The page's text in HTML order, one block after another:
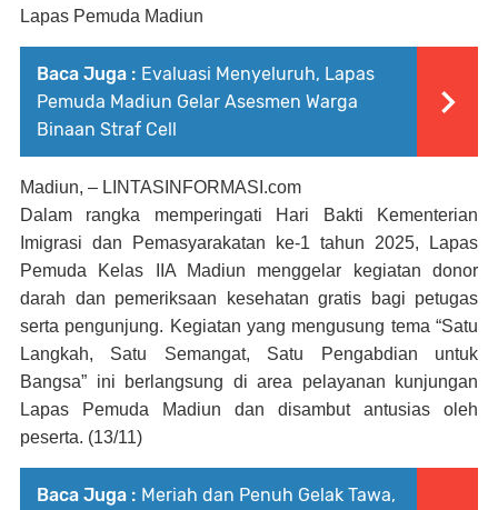
Lapas Pemuda Madiun
Baca Juga : Evaluasi Menyeluruh, Lapas
Pemuda Madiun Gelar Asesmen Warga
Binaan Straf Cell
Madiun, – LINTASINFORMASI.com
Dalam rangka memperingati Hari Bakti Kementerian
Imigrasi dan Pemasyarakatan ke-1 tahun 2025, Lapas
Pemuda Kelas IIA Madiun menggelar kegiatan donor
darah dan pemeriksaan kesehatan gratis bagi petugas
serta pengunjung. Kegiatan yang mengusung tema “Satu
Langkah, Satu Semangat, Satu Pengabdian untuk
Bangsa” ini berlangsung di area pelayanan kunjungan
Lapas Pemuda Madiun dan disambut antusias oleh
peserta. (13/11)
Baca Juga : Meriah dan Penuh Gelak Tawa,